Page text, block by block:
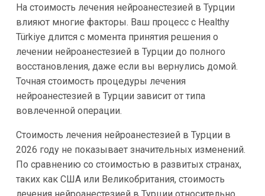
На стоимость лечения нейроанестезией в Турции
влияют многие факторы. Ваш процесс с Healthy
Türkiye длится с момента принятия решения о
лечении нейроанестезией в Турции до полного
восстановления, даже если вы вернулись домой.
Точная стоимость процедуры лечения
нейроанестезией в Турции зависит от типа
вовлеченной операции.
Стоимость лечения нейроанестезией в Турции в
2026 году не показывает значительных изменений.
По сравнению со стоимостью в развитых странах,
таких как США или Великобритания, стоимость